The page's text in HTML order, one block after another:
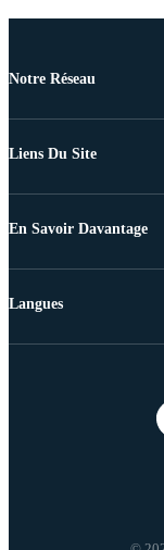
Notre Réseau
Liens Du Site
En Savoir Davantage
Langues